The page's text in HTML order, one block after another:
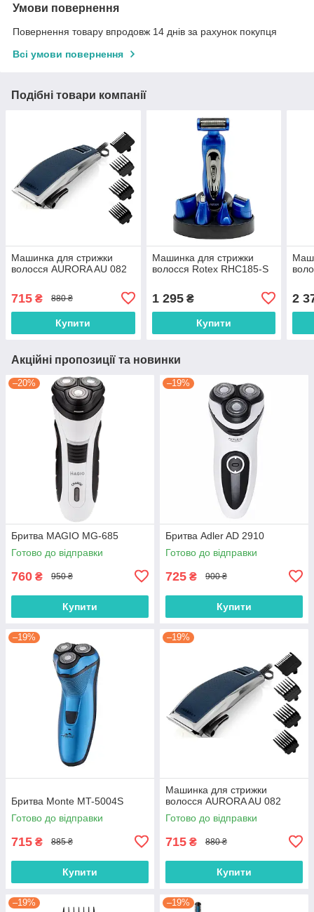
Умови повернення
Повернення товару впродовж 14 днів за рахунок покупця
Всі умови повернення
Подібні товари компанії
Машинка для стрижки
волосся AURORA AU 082
715 ₴ 880 ₴
Купити
Машинка для стрижки
волосся Rotex RHC185-S
1 295₴
Купити
2
Акційні пропозиції та новинки
–20%
Бритва MAGIO MG-685
Готово до відправки
760 ₴ 950 ₴
Купити
–19%
Бритва Adler AD 2910
Готово до відправки
725 ₴ 900 ₴
Купити
–19%
Бритва Monte MT-5004S
Готово до відправки
715 ₴ 885 ₴
Купити
–19%
Машинка для стрижки
волосся AURORA AU 082
Готово до відправки
715 ₴ 880 ₴
Купити
–19% –19%